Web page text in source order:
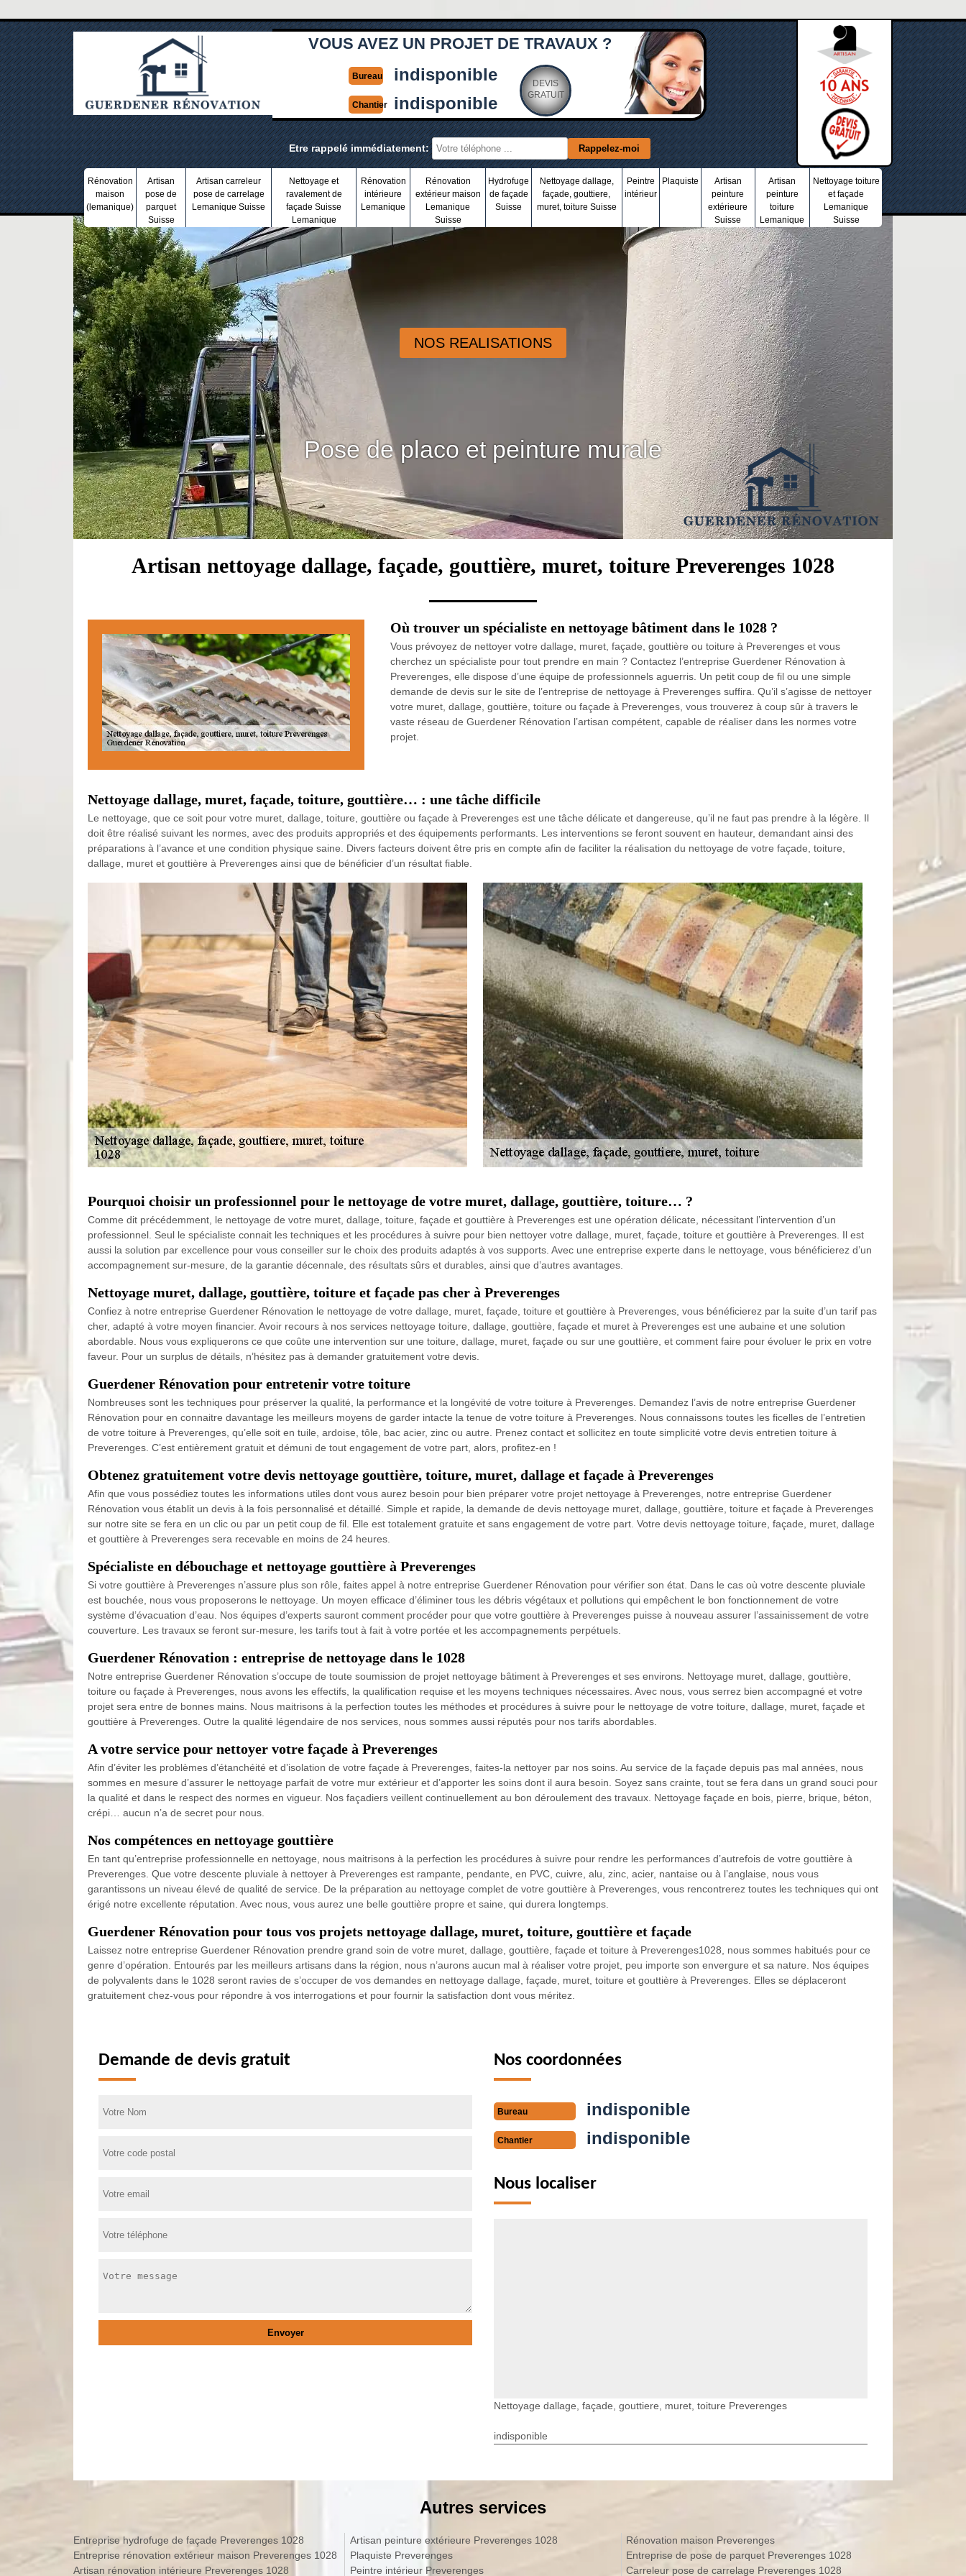
VOUS AVEZ UN PROJET DE TRAVAUX ?
Bureau indisponible
Chantier indisponible
DEVIS
GRATUIT
Etre rappelé immédiatement:
Rénovation
maison
(lemanique)
Artisan
pose de
parquet
Suisse
Artisan carreleur
pose de carrelage
Lemanique Suisse
Nettoyage et
ravalement de
façade Suisse
Lemanique
Rénovation
intérieure
Lemanique
Rénovation
extérieur maison
Lemanique
Suisse
Hydrofuge
de façade
Suisse
Nettoyage dallage,
façade, gouttiere,
muret, toiture Suisse
Peintre
intérieur
Plaquiste
Artisan
peinture
extérieure
Suisse
Artisan
peinture
toiture
Lemanique
Nettoyage toiture
et façade
Lemanique
Suisse
NOS REALISATIONS
Pose de placo et peinture murale
Artisan nettoyage dallage, façade, gouttière, muret, toiture Preverenges 1028
Où trouver un spécialiste en nettoyage bâtiment dans le 1028 ?
Vous prévoyez de nettoyer votre dallage, muret, façade, gouttière ou toiture à Preverenges et vous
cherchez un spécialiste pour tout prendre en main ? Contactez l’entreprise Guerdener Rénovation à
Preverenges, elle dispose d’une équipe de professionnels aguerris. Un petit coup de fil ou une simple
demande de devis sur le site de l’entreprise de nettoyage à Preverenges suffira. Qu’il s’agisse de nettoyer
votre muret, dallage, gouttière, toiture ou façade à Preverenges, vous trouverez à coup sûr à travers le
vaste réseau de Guerdener Rénovation l’artisan compétent, capable de réaliser dans les normes votre
projet.
Nettoyage dallage, muret, façade, toiture, gouttière… : une tâche difficile
Le nettoyage, que ce soit pour votre muret, dallage, toiture, gouttière ou façade à Preverenges est une tâche délicate et dangereuse, qu’il ne faut pas prendre à la légère. Il
doit être réalisé suivant les normes, avec des produits appropriés et des équipements performants. Les interventions se feront souvent en hauteur, demandant ainsi des
préparations à l’avance et une condition physique saine. Divers facteurs doivent être pris en compte afin de faciliter la réalisation du nettoyage de votre façade, toiture,
dallage, muret et gouttière à Preverenges ainsi que de bénéficier d’un résultat fiable.
Pourquoi choisir un professionnel pour le nettoyage de votre muret, dallage, gouttière, toiture… ?
Comme dit précédemment, le nettoyage de votre muret, dallage, toiture, façade et gouttière à Preverenges est une opération délicate, nécessitant l’intervention d’un
professionnel. Seul le spécialiste connait les techniques et les procédures à suivre pour bien nettoyer votre dallage, muret, façade, toiture et gouttière à Preverenges. Il est
aussi la solution par excellence pour vous conseiller sur le choix des produits adaptés à vos supports. Avec une entreprise experte dans le nettoyage, vous bénéficierez d’un
accompagnement sur-mesure, de la garantie décennale, des résultats sûrs et durables, ainsi que d’autres avantages.
Nettoyage muret, dallage, gouttière, toiture et façade pas cher à Preverenges
Confiez à notre entreprise Guerdener Rénovation le nettoyage de votre dallage, muret, façade, toiture et gouttière à Preverenges, vous bénéficierez par la suite d’un tarif pas
cher, adapté à votre moyen financier. Avoir recours à nos services nettoyage toiture, dallage, gouttière, façade et muret à Preverenges est une aubaine et une solution
abordable. Nous vous expliquerons ce que coûte une intervention sur une toiture, dallage, muret, façade ou sur une gouttière, et comment faire pour évoluer le prix en votre
faveur. Pour un surplus de détails, n’hésitez pas à demander gratuitement votre devis.
Guerdener Rénovation pour entretenir votre toiture
Nombreuses sont les techniques pour préserver la qualité, la performance et la longévité de votre toiture à Preverenges. Demandez l’avis de notre entreprise Guerdener
Rénovation pour en connaitre davantage les meilleurs moyens de garder intacte la tenue de votre toiture à Preverenges. Nous connaissons toutes les ficelles de l’entretien
de votre toiture à Preverenges, qu’elle soit en tuile, ardoise, tôle, bac acier, zinc ou autre. Prenez contact et sollicitez en toute simplicité votre devis entretien toiture à
Preverenges. C’est entièrement gratuit et démuni de tout engagement de votre part, alors, profitez-en !
Obtenez gratuitement votre devis nettoyage gouttière, toiture, muret, dallage et façade à Preverenges
Afin que vous possédiez toutes les informations utiles dont vous aurez besoin pour bien préparer votre projet nettoyage à Preverenges, notre entreprise Guerdener
Rénovation vous établit un devis à la fois personnalisé et détaillé. Simple et rapide, la demande de devis nettoyage muret, dallage, gouttière, toiture et façade à Preverenges
sur notre site se fera en un clic ou par un petit coup de fil. Elle est totalement gratuite et sans engagement de votre part. Votre devis nettoyage toiture, façade, muret, dallage
et gouttière à Preverenges sera recevable en moins de 24 heures.
Spécialiste en débouchage et nettoyage gouttière à Preverenges
Si votre gouttière à Preverenges n’assure plus son rôle, faites appel à notre entreprise Guerdener Rénovation pour vérifier son état. Dans le cas où votre descente pluviale
est bouchée, nous vous proposerons le nettoyage. Un moyen efficace d’éliminer tous les débris végétaux et pollutions qui empêchent le bon fonctionnement de votre
système d’évacuation d’eau. Nos équipes d’experts sauront comment procéder pour que votre gouttière à Preverenges puisse à nouveau assurer l’assainissement de votre
couverture. Les travaux se feront sur-mesure, les tarifs tout à fait à votre portée et les accompagnements perpétuels.
Guerdener Rénovation : entreprise de nettoyage dans le 1028
Notre entreprise Guerdener Rénovation s’occupe de toute soumission de projet nettoyage bâtiment à Preverenges et ses environs. Nettoyage muret, dallage, gouttière,
toiture ou façade à Preverenges, nous avons les effectifs, la qualification requise et les moyens techniques nécessaires. Avec nous, vous serrez bien accompagné et votre
projet sera entre de bonnes mains. Nous maitrisons à la perfection toutes les méthodes et procédures à suivre pour le nettoyage de votre toiture, dallage, muret, façade et
gouttière à Preverenges. Outre la qualité légendaire de nos services, nous sommes aussi réputés pour nos tarifs abordables.
A votre service pour nettoyer votre façade à Preverenges
Afin d’éviter les problèmes d’étanchéité et d’isolation de votre façade à Preverenges, faites-la nettoyer par nos soins. Au service de la façade depuis pas mal années, nous
sommes en mesure d’assurer le nettoyage parfait de votre mur extérieur et d’apporter les soins dont il aura besoin. Soyez sans crainte, tout se fera dans un grand souci pour
la qualité et dans le respect des normes en vigueur. Nos façadiers veillent continuellement au bon déroulement des travaux. Nettoyage façade en bois, pierre, brique, béton,
crépi… aucun n’a de secret pour nous.
Nos compétences en nettoyage gouttière
En tant qu’entreprise professionnelle en nettoyage, nous maitrisons à la perfection les procédures à suivre pour rendre les performances d’autrefois de votre gouttière à
Preverenges. Que votre descente pluviale à nettoyer à Preverenges est rampante, pendante, en PVC, cuivre, alu, zinc, acier, nantaise ou à l’anglaise, nous vous
garantissons un niveau élevé de qualité de service. De la préparation au nettoyage complet de votre gouttière à Preverenges, vous rencontrerez toutes les techniques qui ont
érigé notre excellente réputation. Avec nous, vous aurez une belle gouttière propre et saine, qui durera longtemps.
Guerdener Rénovation pour tous vos projets nettoyage dallage, muret, toiture, gouttière et façade
Laissez notre entreprise Guerdener Rénovation prendre grand soin de votre muret, dallage, gouttière, façade et toiture à Preverenges1028, nous sommes habitués pour ce
genre d’opération. Entourés par les meilleurs artisans dans la région, nous n’aurons aucun mal à réaliser votre projet, peu importe son envergure et sa nature. Nos équipes
de polyvalents dans le 1028 seront ravies de s’occuper de vos demandes en nettoyage dallage, façade, muret, toiture et gouttière à Preverenges. Elles se déplaceront
gratuitement chez-vous pour répondre à vos interrogations et pour fournir la satisfaction dont vous méritez.
Demande de devis gratuit Nos coordonnées
Bureau indisponible
Chantier indisponible
Nous localiser
Nettoyage dallage, façade, gouttiere, muret, toiture Preverenges
indisponible
Autres services
Entreprise hydrofuge de façade Preverenges 1028
Entreprise rénovation extérieur maison Preverenges 1028
Artisan rénovation intérieure Preverenges 1028
Artisan peinture extérieure Preverenges 1028
Plaquiste Preverenges
Peintre intérieur Preverenges
Rénovation maison Preverenges
Entreprise de pose de parquet Preverenges 1028
Carreleur pose de carrelage Preverenges 1028